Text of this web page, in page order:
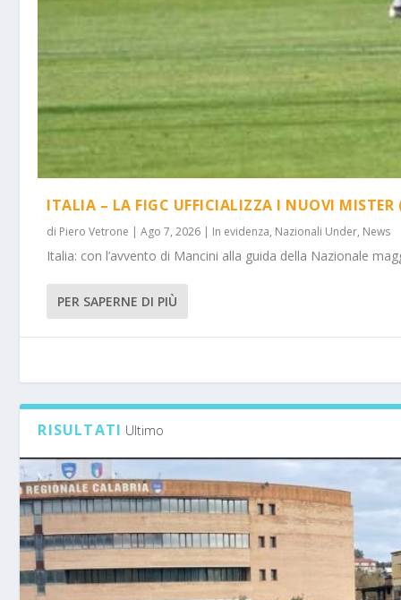
ITALIA – LA FIGC UFFICIALIZZA I NUOVI MISTER
di Piero Vetrone |Ago 7, 2026 | In evidenza, Nazionali Under, News
Italia: con l’avvento di Mancini alla guida della Nazionale
PER SAPERNE DI PIÙ
RISULTATI Ultimo